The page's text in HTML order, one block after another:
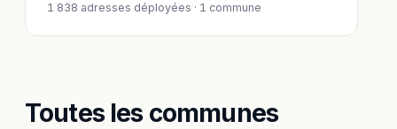
1 838 adresses déployées · 1 commune
Toutes les communes